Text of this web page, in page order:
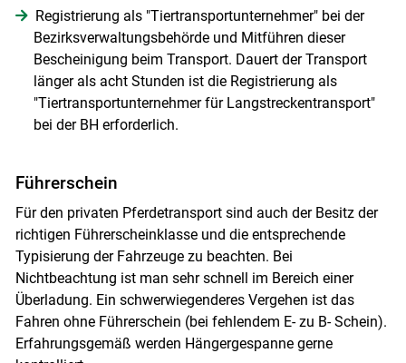
Registrierung als "Tiertransportunternehmer" bei der
Bezirksverwaltungsbehörde und Mitführen dieser
Bescheinigung beim Transport. Dauert der Transport
länger als acht Stunden ist die Registrierung als
"Tiertransportunternehmer für Langstreckentransport"
bei der BH erforderlich.
Führerschein
Für den privaten Pferdetransport sind auch der Besitz der
richtigen Führerscheinklasse und die entsprechende
Typisierung der Fahrzeuge zu beachten. Bei
Nichtbeachtung ist man sehr schnell im Bereich einer
Überladung. Ein schwerwiegenderes Vergehen ist das
Fahren ohne Führerschein (bei fehlendem E- zu B- Schein).
Erfahrungsgemäß werden Hängergespanne gerne